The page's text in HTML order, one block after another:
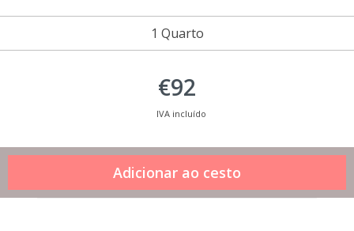
1 Quarto
€92
IVA incluído